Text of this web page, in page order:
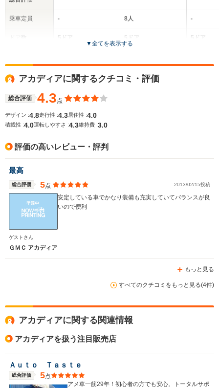
乗車定員
サイズ
(全長x全幅x全高)
WLTCモード
燃費
-
5ドア
全高
-m
-m
8人
5ドア
全高
FF、4WD
-
5ドア
5700～
FR、4WD
▼全てを表示する
アカディアに関するクチコミ・評価
総合評価 4.3点
デザイン :4.8走行性 :4.3 居住性 :4.0
積載性 :4.0運転しやすさ :4.3維持費 :3.0
評価の高いレビュー・評判
最高
総合評価 5点 2013/02/15投稿
安定している車でかなり装備も充実していてバランスが良
いので便利
ゲストさん
ＧＭＣ アカディア
もっと見る
すべてのクチコミをもっと見る(4件)
アカディアに関する関連情報
アカディアを扱う注目販売店
Ａｕｔｏ Ｔａｓｔｅ
総合評価 5点
アメ車一筋29年！初心者の方でも安心。トータルサポ